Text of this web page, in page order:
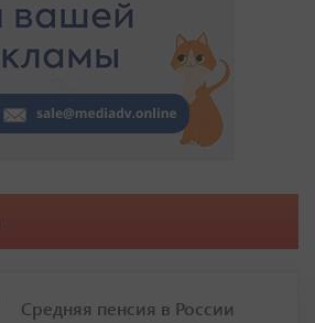
Средняя пенсия в России